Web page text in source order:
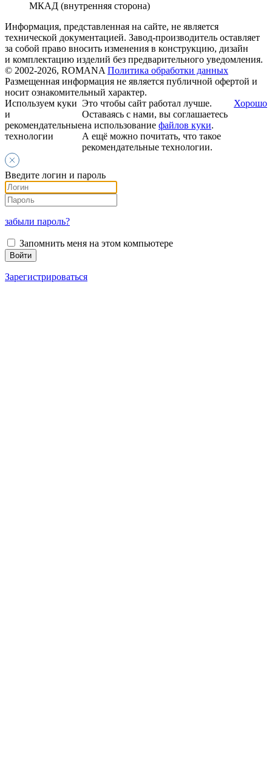
МКАД (внутренняя сторона)
Информация, представленная на сайте, не является
технической документацией. Завод-производитель оставляет
за собой право вносить изменения в конструкцию, дизайн
и комплектацию изделий без предварительного уведомления.
© 2002-2026, ROMANA Политика обработки данных
Размещенная информация не является публичной офертой и
носит ознакомительный характер.
Используем куки
и
рекомендательные
технологии
Это чтобы сайт работал лучше.
Оставаясь с нами, вы соглашаетесь
на использование файлов куки.
А ещё можно почитать, что такое
рекомендательные технологии.
Хорошо
Введите логин и пароль
забыли пароль?
Запомнить меня на этом компьютере
Зарегистрироваться